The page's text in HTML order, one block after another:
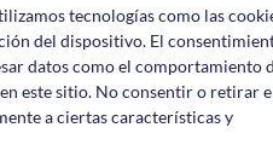
tecnologías como las
del dispositivo. El
datos como el comportamiento
este sitio. No consentir o retirar
a ciertas características y